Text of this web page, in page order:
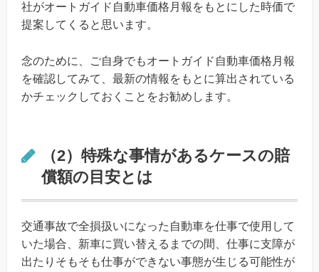
社がオートガイド自動車価格月報をもとにした時価で
提案してくると思います。
念のために、ご自身でもオートガイド自動車価格月報
を確認してみて、最新の情報をもとに算出されている
かチェックしておくことをお勧めします。
（2）特殊な事情があるケースの賠
償額の目安とは
交通事故で全損扱いになった自動車を仕事で使用して
いた場合、新車に買い替えるまでの間、仕事に支障が
出たりそもそも仕事ができない事態が生じる可能性が